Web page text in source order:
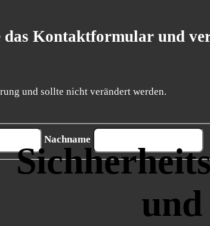
Kontaktformular und
und sollte nicht verändert werden.
Nachname